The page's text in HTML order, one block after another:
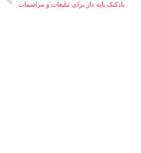
بادکنک پایه دار برای تبلیغات و مراسمات